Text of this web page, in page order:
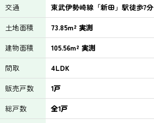
交通
東武伊勢崎線「新田」駅徒歩7分
土地面積
73.85m² 実測
建物面積
105.56m² 実測
間取
4LDK
販売戸数
1戸
総戸数
全1戸